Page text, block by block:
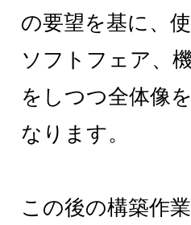
の要望を基に、
ソフトフェア、
をしつつ全体像
なります。
この後の構築作